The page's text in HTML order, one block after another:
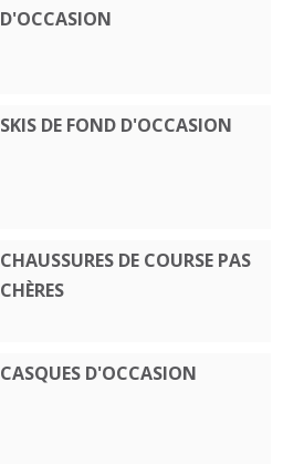
D'OCCASION
SKIS DE FOND D'OCCASION
CHAUSSURES DE COURSE PAS
CHÈRES
CASQUES D'OCCASION